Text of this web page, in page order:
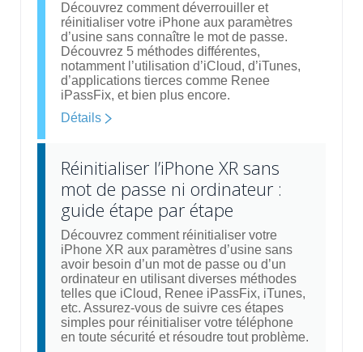
Découvrez comment déverrouiller et
réinitialiser votre iPhone aux paramètres
d’usine sans connaître le mot de passe.
Découvrez 5 méthodes différentes,
notamment l’utilisation d’iCloud, d’iTunes,
d’applications tierces comme Renee
iPassFix, et bien plus encore.
Détails
Réinitialiser l’iPhone XR sans
mot de passe ni ordinateur :
guide étape par étape
Découvrez comment réinitialiser votre
iPhone XR aux paramètres d’usine sans
avoir besoin d’un mot de passe ou d’un
ordinateur en utilisant diverses méthodes
telles que iCloud, Renee iPassFix, iTunes,
etc. Assurez-vous de suivre ces étapes
simples pour réinitialiser votre téléphone
en toute sécurité et résoudre tout problème.